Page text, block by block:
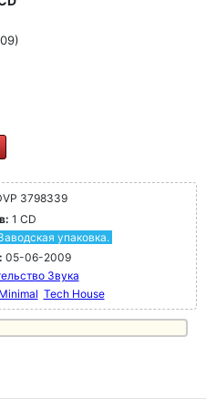
3798339
1 CD
упаковка.
05-06-2009
Звука
Minimal Tech House